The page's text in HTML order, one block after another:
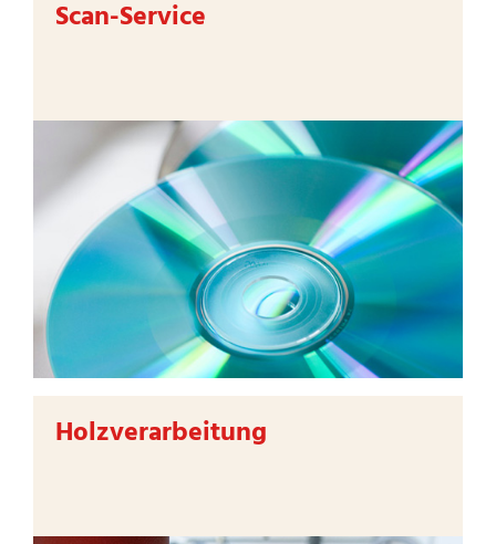
Scan-Service
Holzverarbeitung